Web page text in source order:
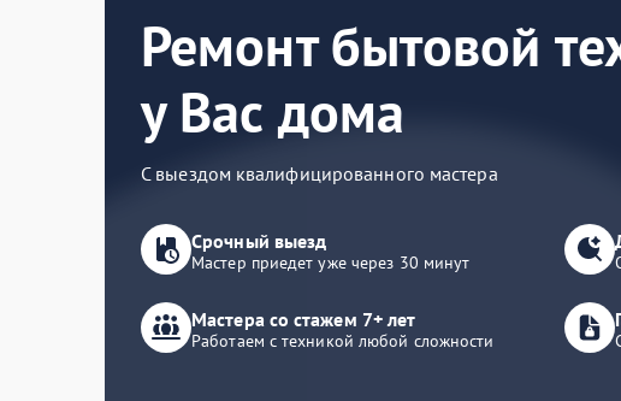
Ремонт бытовой
у Вас дома
С выездом квалифицированного мастера
Срочный выезд
Мастер приедет уже через 30 минут
Мастера со стажем 7+ лет
Работаем с техникой любой сложности